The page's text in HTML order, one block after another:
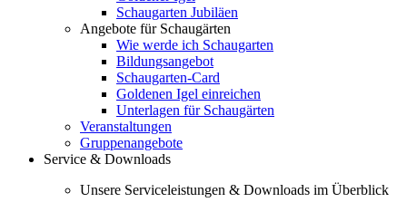
Schaugarten Jubiläen
Angebote für Schaugärten
Wie werde ich Schaugarten
Bildungsangebot
Schaugarten-Card
Goldenen Igel einreichen
Unterlagen für Schaugärten
Veranstaltungen
Gruppenangebote
Service & Downloads
Unsere Serviceleistungen & Downloads im Überblick